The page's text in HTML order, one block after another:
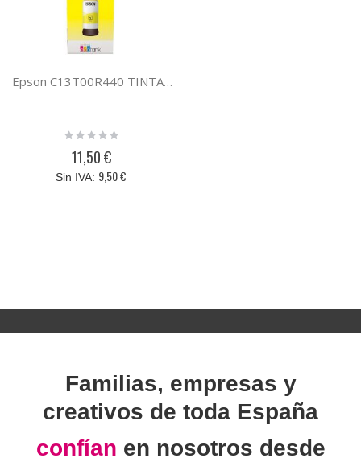
Epson C13T00R440 TINTA AMARILLO 106 ECOTANK
Rating:
11,50 €
9,50 €
Familias, empresas y
creativos de toda España
confían en nosotros desde